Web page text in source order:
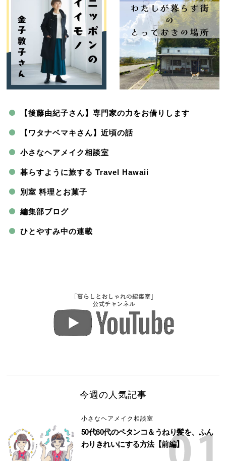
【後藤由紀子さん】専門家の力をお借りします
【ワタナベマキさん】近頃の話
小さなヘアメイク相談室
暮らすように旅する Travel Hawaii
別室 料理とお菓子
編集部ブログ
ひとやすみ中の連載
今週の人気記事
小さなヘアメイク相談室
50代60代のペタンコ＆うねり髪を、ふん
わりきれいにする方法【前編】